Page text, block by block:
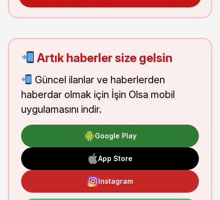
Artık haberler size gelsin
Güncel ilanlar ve haberlerden
haberdar olmak için İşin Olsa mobil
uygulamasını indir.
Google Play
App Store
Instagram